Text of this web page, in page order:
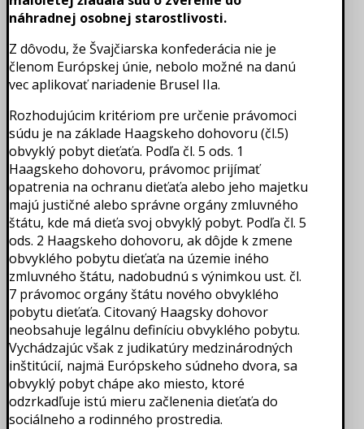
náhradnej osobnej starostlivosti.
Z dôvodu, že Švajčiarska konfederácia nie je
členom Európskej únie, nebolo možné na danú
vec aplikovať nariadenie Brusel IIa.
Rozhodujúcim kritériom pre určenie právomoci
súdu je na základe Haagskeho dohovoru (čl.5)
obvyklý pobyt dieťaťa. Podľa čl. 5 ods. 1
Haagskeho dohovoru, právomoc prijímať
opatrenia na ochranu dieťaťa alebo jeho majetku
majú justičné alebo správne orgány zmluvného
štátu, kde má dieťa svoj obvyklý pobyt. Podľa čl. 5
ods. 2 Haagskeho dohovoru, ak dôjde k zmene
obvyklého pobytu dieťaťa na územie iného
zmluvného štátu, nadobudnú s výnimkou ust. čl.
7 právomoc orgány štátu nového obvyklého
pobytu dieťaťa. Citovaný Haagsky dohovor
neobsahuje legálnu definíciu obvyklého pobytu.
Vychádzajúc však z judikatúry medzinárodných
inštitúcií, najmä Európskeho súdneho dvora, sa
obvyklý pobyt chápe ako miesto, ktoré
odzrkadľuje istú mieru začlenenia dieťaťa do
sociálneho a rodinného prostredia.